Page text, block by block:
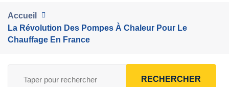
Accueil
La Révolution Des Pompes À Chaleur Pour Le
Chauffage En France
RECHERCHER